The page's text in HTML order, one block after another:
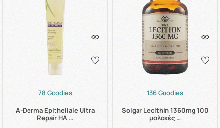
78 Goodies
A-Derma Epitheliale Ultra
Repair HA …
136 Goodies
Solgar Lecithin 1360mg 100
μαλακές …